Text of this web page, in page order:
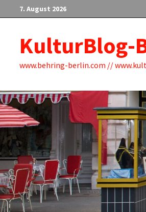
Inhalt
7. August 2026
KulturBlog-
www.behring-berlin.com //